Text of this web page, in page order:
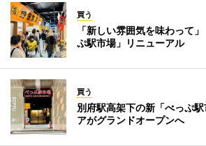
買う
「新しい雰囲気を味わって
ぷ駅市場」リニューアル
買う
別府駅高架下の新「べっぷ
アがグランドオープンへ